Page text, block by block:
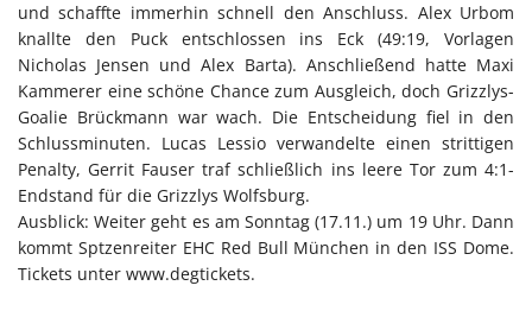
und schaffte immerhin schnell den Anschluss. Alex Urbom
knallte den Puck entschlossen ins Eck (49:19, Vorlagen
Nicholas Jensen und Alex Barta). Anschließend hatte Maxi
Kammerer eine schöne Chance zum Ausgleich, doch Grizzlys-
Goalie Brückmann war wach. Die Entscheidung fiel in den
Schlussminuten. Lucas Lessio verwandelte einen strittigen
Penalty, Gerrit Fauser traf schließlich ins leere Tor zum 4:1-
Endstand für die Grizzlys Wolfsburg.
Ausblick: Weiter geht es am Sonntag (17.11.) um 19 Uhr. Dann
kommt Sptzenreiter EHC Red Bull München in den ISS Dome.
Tickets unter www.degtickets.